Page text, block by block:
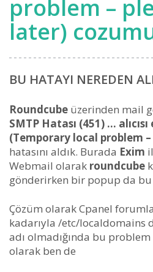
problem –
later)
BU HATAYI NEREDEN
Roundcube üzerinden mail
SMTP Hatası (451) …
(Temporary local problem
hatasını aldık. Burada Exim
Webmail olarak roundcube
gönderirken bir popup da bu
Çözüm olarak Cpanel
kadarıyla /etc/localdomains
adı olmadığında bu
olarak ben de